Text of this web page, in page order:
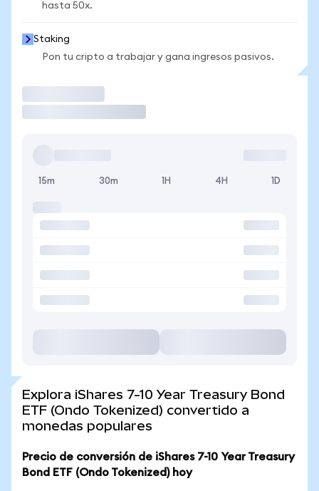
hasta 50x.
Staking
Pon tu cripto a trabajar y gana ingresos pasivos.
15m 30m 1H 4H 1D
Explora iShares 7-10 Year Treasury Bond
ETF (Ondo Tokenized) convertido a
monedas populares
Precio de conversión de iShares 7-10 Year Treasury
Bond ETF (Ondo Tokenized) hoy